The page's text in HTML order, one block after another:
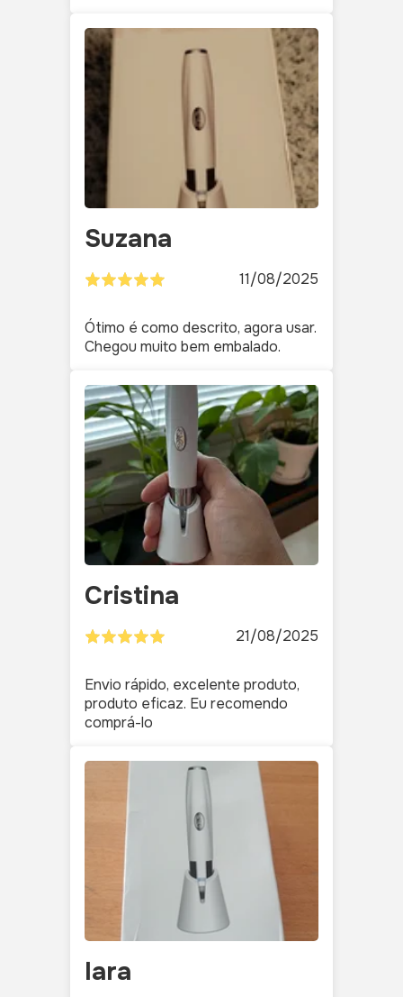
Suzana
11/08/2025
Ótimo é como descrito, agora usar.
Chegou muito bem embalado.
Cristina
21/08/2025
Envio rápido, excelente produto,
produto eficaz. Eu recomendo
comprá-lo
Iara